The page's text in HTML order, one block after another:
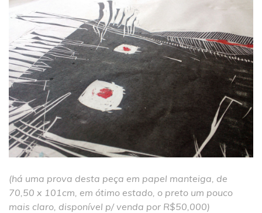
(há uma prova desta peça em papel manteiga, de
70,50 x 101cm, em ótimo estado, o preto um pouco
mais claro, disponível p/ venda por R$50,000)